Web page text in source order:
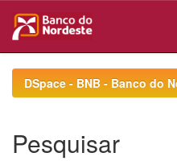
navigationDSpace - BNB - Banco do
Pesquisar